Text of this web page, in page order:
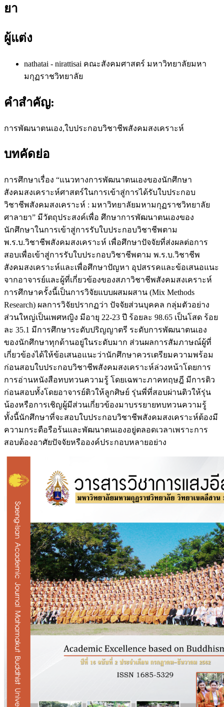
ยา
ผู้แต่ง
nathatai - nirattisai คณะสังคมศาสตร์ มหาวิทยาลัยมหา
มกุฏราชวิทยาลัย
คำสำคัญ:
การพัฒนาตนเอง,ใบประกอบวิชาชีพสังคมสงเคราะห์
บทคัดย่อ
การศึกษาเรื่อง “แนวทางการพัฒนาตนเองของนักศึกษา
สังคมสงเคราะห์ศาสตร์ในการเข้าสู่การได้รับใบประกอบ
วิชาชีพสังคมสงเคราะห์ : มหาวิทยาลัยมหามกุฏราชวิทยาลัย
ศาลายา” มีวัตถุประสงค์เพื่อ ศึกษาการพัฒนาตนเองของ
นักศึกษาในการเข้าสู่การรับใบประกอบวิชาชีพตาม
พ.ร.บ.วิชาชีพสังคมสงเคราะห์ เพื่อศึกษาปัจจัยที่ส่งผลต่อการ
สอบเพื่อเข้าสู่การรับใบประกอบวิชาชีพตาม พ.ร.บ.วิชาชีพ
สังคมสงเคราะห์และเพื่อศึกษาปัญหา อุปสรรคและข้อเสนอแนะ
จากอาจารย์และผู้ที่เกี่ยวข้องของสภาวิชาชีพสังคมสงเคราะห์
การศึกษาครั้งนี้เป็นการวิจัยแบบผสมผสาน (Mix Methods
Research) ผลการวิจัยปรากฏว่า ปัจจัยส่วนบุคคล กลุ่มตัวอย่าง
ส่วนใหญ่เป็นเพศหญิง มีอายุ 22-23 ปี ร้อยละ 98.65 เป็นโสด ร้อย
ละ 35.1 มีการศึกษาระดับปริญญาตรี ระดับการพัฒนาตนเอง
ของนักศึกษาทุกด้านอยู่ในระดับมาก ส่วนผลการสัมภาษณ์ผู้ที่
เกี่ยวข้องได้ให้ข้อเสนอแนะว่านักศึกษาควรเตรียมความพร้อม
ก่อนสอบใบประกอบวิชาชีพสังคมสงเคราะห์ล่วงหน้าโดยการ
การอ่านหนังสือทบทวนความรู้ โดยเฉพาะภาคทฤษฎี มีการติว
ก่อนสอบทั้งโดยอาจารย์ติวให้ลูกศิษย์ รุ่นพี่ที่สอบผ่านติวให้รุ่น
น้องหรือการเชิญผู้มีส่วนเกี่ยวข้องมาบรรยายทบทวนความรู้
ทั้งนี้นักศึกษาที่จะสอบใบประกอบวิชาชีพสังคมสงเคราะห์ต้องมี
ความกระตือรือร้นและพัฒนาตนเองอยู่ตลอดเวลาเพราะการ
สอบต้องอาศัยปัจจัยหรือองค์ประกอบหลายอย่าง